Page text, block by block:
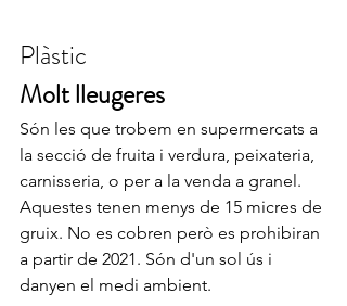
Plàstic
Molt lleugeres
Són les que trobem en supermercats a
la secció de fruita i verdura, peixateria,
carnisseria, o per a la venda a granel.
Aquestes tenen menys de 15 micres de
gruix. No es cobren però es prohibiran
a partir de 2021. Són d'un sol ús i
danyen el medi ambient.